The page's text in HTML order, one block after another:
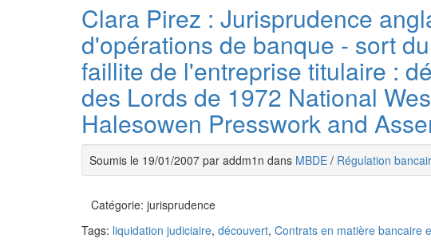
Clara Pirez : Jurisprudence
d'opérations de banque - sort
faillite de l'entreprise titulaire :
des Lords de 1972 National
Halesowen Presswork and
Soumis le 19/01/2007 par addm1n dans MBDE / Régulation
Catégorie: jurisprudence
Tags: liquidation judiciaire, découvert, Contrats en matière bancaire